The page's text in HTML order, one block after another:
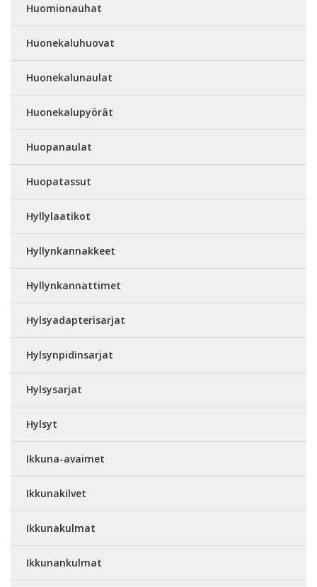
Huomionauhat
Huonekaluhuovat
Huonekalunaulat
Huonekalupyörät
Huopanaulat
Huopatassut
Hyllylaatikot
Hyllynkannakkeet
Hyllynkannattimet
Hylsyadapterisarjat
Hylsynpidinsarjat
Hylsysarjat
Hylsyt
Ikkuna-avaimet
Ikkunakilvet
Ikkunakulmat
Ikkunankulmat